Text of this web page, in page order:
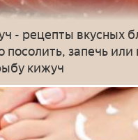
- рецепты вкусных
посолить, запечь
кижуч